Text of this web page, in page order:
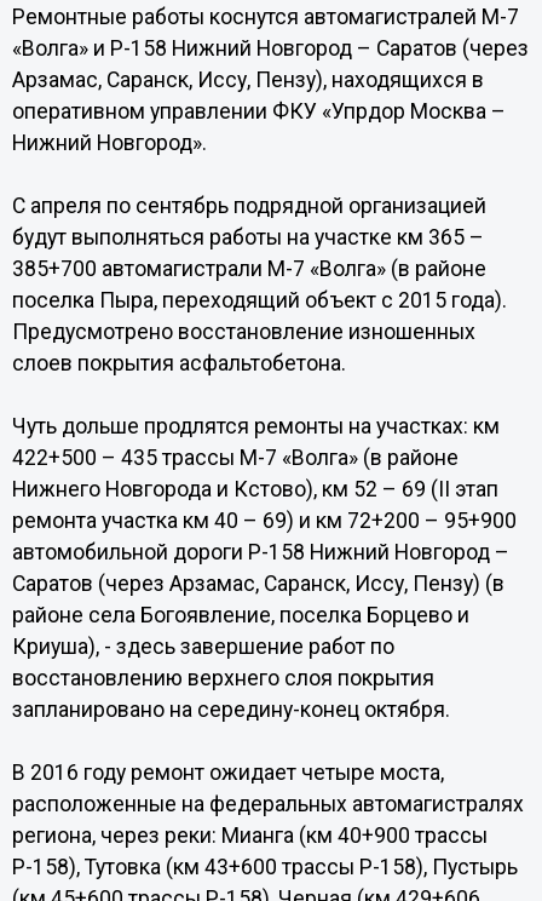
Ремонтные работы коснутся автомагистралей М-7
«Волга» и Р-158 Нижний Новгород – Саратов (через
Арзамас, Саранск, Иссу, Пензу), находящихся в
оперативном управлении ФКУ «Упрдор Москва –
Нижний Новгород».
С апреля по сентябрь подрядной организацией
будут выполняться работы на участке км 365 –
385+700 автомагистрали М-7 «Волга» (в районе
поселка Пыра, переходящий объект с 2015 года).
Предусмотрено восстановление изношенных
слоев покрытия асфальтобетона.
Чуть дольше продлятся ремонты на участках: км
422+500 – 435 трассы М-7 «Волга» (в районе
Нижнего Новгорода и Кстово), км 52 – 69 (II этап
ремонта участка км 40 – 69) и км 72+200 – 95+900
автомобильной дороги Р-158 Нижний Новгород –
Саратов (через Арзамас, Саранск, Иссу, Пензу) (в
районе села Богоявление, поселка Борцево и
Криуша), - здесь завершение работ по
восстановлению верхнего слоя покрытия
запланировано на середину-конец октября.
В 2016 году ремонт ожидает четыре моста,
расположенные на федеральных автомагистралях
региона, через реки: Мианга (км 40+900 трассы
Р-158), Тутовка (км 43+600 трассы Р-158), Пустырь